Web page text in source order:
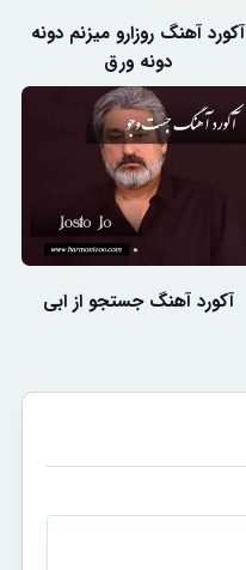
آکورد آهنگ روزارو میزنم دونه
دونه ورق
آکورد آهنگ جستجو از ابی